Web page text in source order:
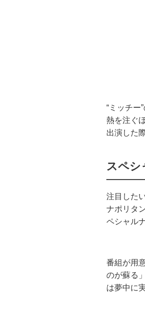
“ミッチー
熱を注ぐ
出演した
スペシ
注目した
ナポリタ
ペシャル
番組が用
のが蘇る
は夢中に